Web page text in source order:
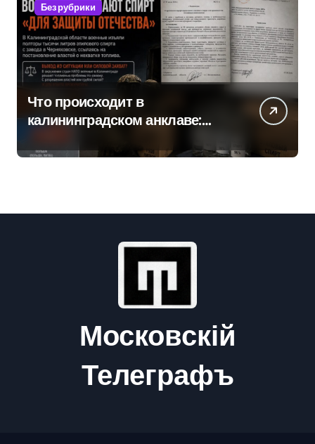
Без рубрики
Что происходит в
калининградском анклаве:
защиты Отечества»
Московскій
Телеграфъ